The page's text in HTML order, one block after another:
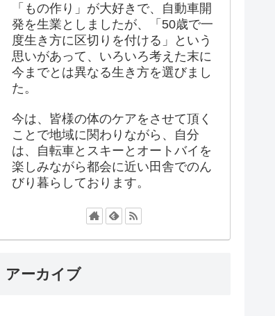
「もの作り」が大好きで、自動車開
発を生業としましたが、「50歳で一
度生き方に区切りを付ける」という
思いがあって、いろいろ考えた末に
今までとは異なる生き方を選びまし
た。
今は、皆様の体のケアをさせて頂く
ことで地域に関わりながら、自分
は、自転車とスキーとオートバイを
楽しみながら都会に近い田舎でのん
びり暮らしております。
アーカイブ